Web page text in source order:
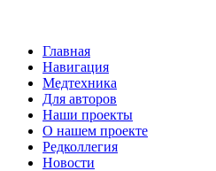
Главная
Навигация
Медтехника
Для авторов
Наши проекты
О нашем проекте
Редколлегия
Новости